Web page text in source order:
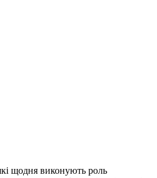
щодня виконують роль